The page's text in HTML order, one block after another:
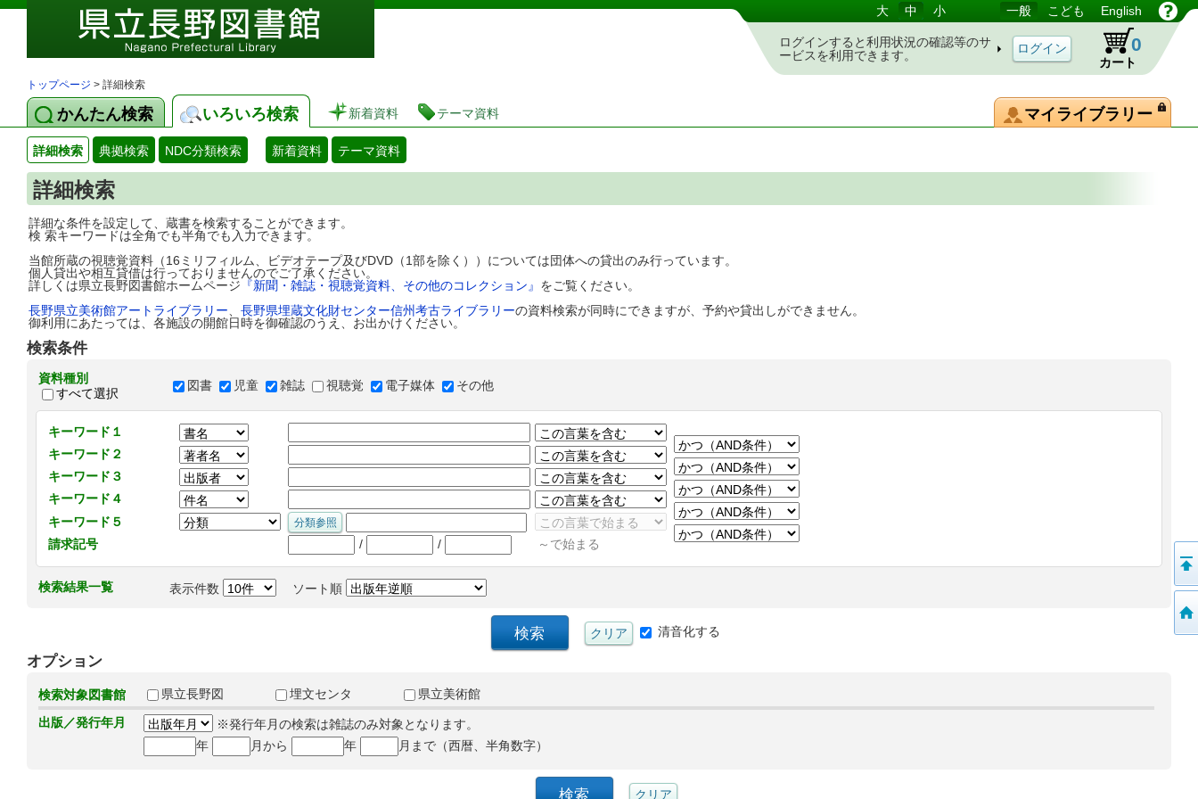
図書館 蔵書検索・予約システム 大 中 小 一般 こども English
ログインすると利用状況の確認等のサ
ービスを利用できます。
カート
0
トップページ > 詳細検索
かんたん検索 いろいろ検索 新着資料 テーマ資料 マイライブラリー
詳細検索 典拠検索 NDC分類検索 新着資料 テーマ資料
詳細検索
詳細な条件を設定して、蔵書を検索することができます。
検 索キーワードは全角でも半角でも入力できます。
当館所蔵の視聴覚資料（16ミリフィルム、ビデオテープ及びDVD（1部を除く））については団体への貸出のみ行っています。
個人貸出や相互貸借は行っておりませんのでご了承ください。
詳しくは県立長野図書館ホームページ 『新聞・雑誌・視聴覚資料、その他のコレクション』 をご覧ください。
長野県立美術館アートライブラリー
長野県埋蔵文化財センター信州考古ライブラリーの資料検索が同時にできますが、予約や貸出しができません。
御利用にあたっては、各施設の開館日時を御確認のうえ、お出かけください。
検索条件
資料種別
すべて選択
図書 児童 雑誌 視聴覚 電子媒体 その他
キーワード１
キーワード２
キーワード３
キーワード４
キーワード５
請求記号
/ / ～で始まる
検索結果一覧 表示件数 ソート順
清音化する
オプション
検索対象図書館 県立長野図 埋文センタ
県立美術館
出版／発行年月
※発行年月の検索は雑誌のみ対象となります。
年
月から 年 月まで（西暦、半角数字）